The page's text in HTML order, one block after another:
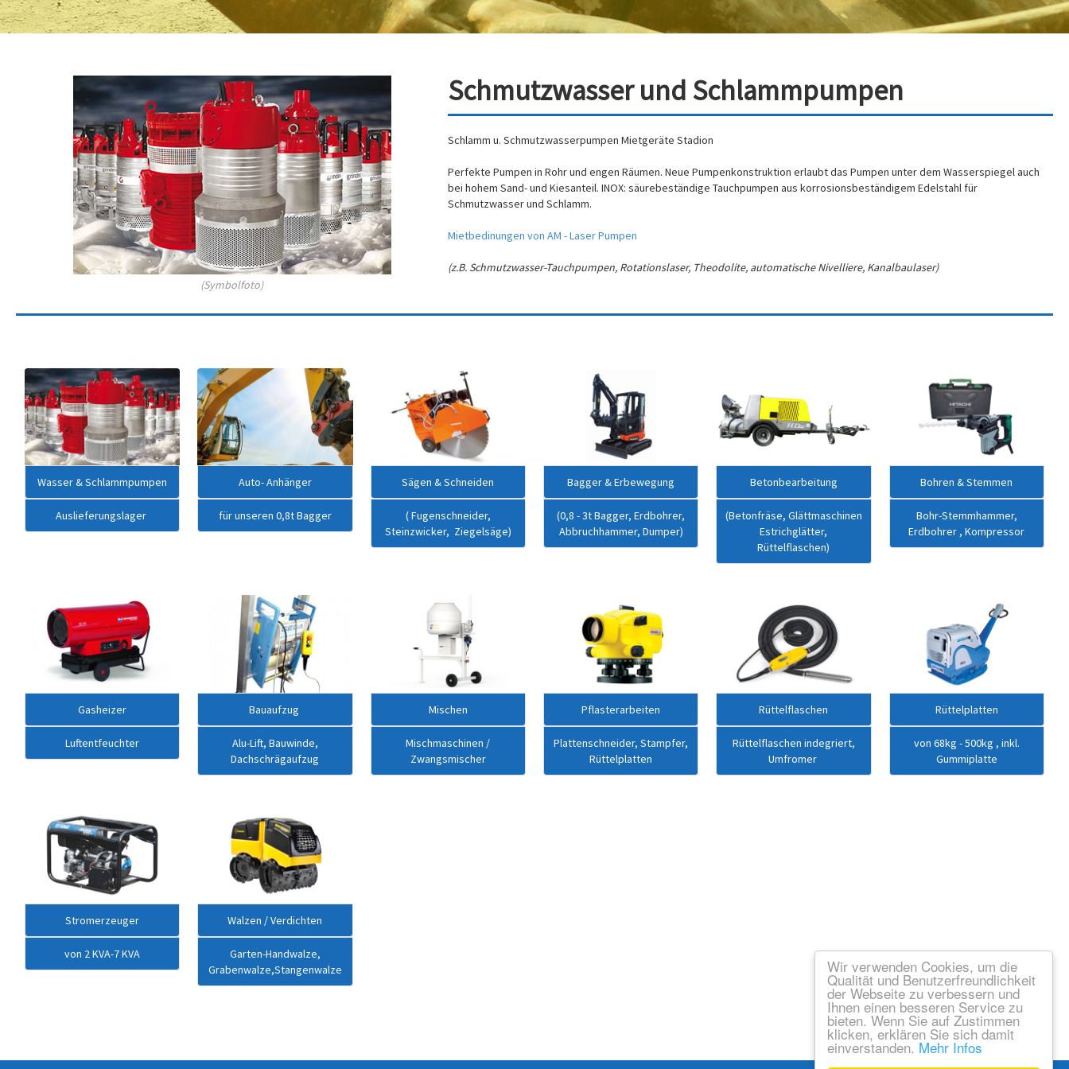
Wir verwenden Cookies, um die
Qualität und Benutzerfreundlichkeit
der Webseite zu verbessern und
Ihnen einen besseren Service zu
bieten. Wenn Sie auf Zustimmen
klicken, erklären Sie sich damit
einverstanden. Mehr Infos
(Symbolfoto)
Schmutzwasser und Schlammpumpen
Schlamm u. Schmutzwasserpumpen Mietgeräte Stadion
Perfekte Pumpen in Rohr und engen Räumen. Neue Pumpenkonstruktion erlaubt das Pumpen unter dem Wasserspiegel auch
bei hohem Sand- und Kiesanteil. INOX: säurebeständige Tauchpumpen aus korrosionsbeständigem Edelstahl für
Schmutzwasser und Schlamm.
Mietbedinungen von AM - Laser Pumpen
(z.B. Schmutzwasser-Tauchpumpen, Rotationslaser, Theodolite, automatische Nivelliere, Kanalbaulaser)
Wasser & Schlammpumpen
Auslieferungslager
Auto- Anhänger
für unseren 0,8t Bagger
Sägen & Schneiden
( Fugenschneider,
Steinzwicker, Ziegelsäge)
Bagger & Erbewegung
(0,8 - 3t Bagger, Erdbohrer,
Abbruchhammer, Dumper)
Betonbearbeitung
(Betonfräse, Glättmaschinen
Estrichglätter,
Rüttelflaschen)
Bohren & Stemmen
Bohr-Stemmhammer,
Erdbohrer , Kompressor
Gasheizer
Luftentfeuchter
Bauaufzug
Alu-Lift, Bauwinde,
Dachschrägaufzug
Mischen
Mischmaschinen /
Zwangsmischer
Pflasterarbeiten
Plattenschneider, Stampfer,
Rüttelplatten
Rüttelflaschen
Rüttelflaschen indegriert,
Umfromer
Rüttelplatten
von 68kg - 500kg , inkl.
Gummiplatte
Stromerzeuger
von 2 KVA-7 KVA
Walzen / Verdichten
Garten-Handwalze,
Grabenwalze,Stangenwalze